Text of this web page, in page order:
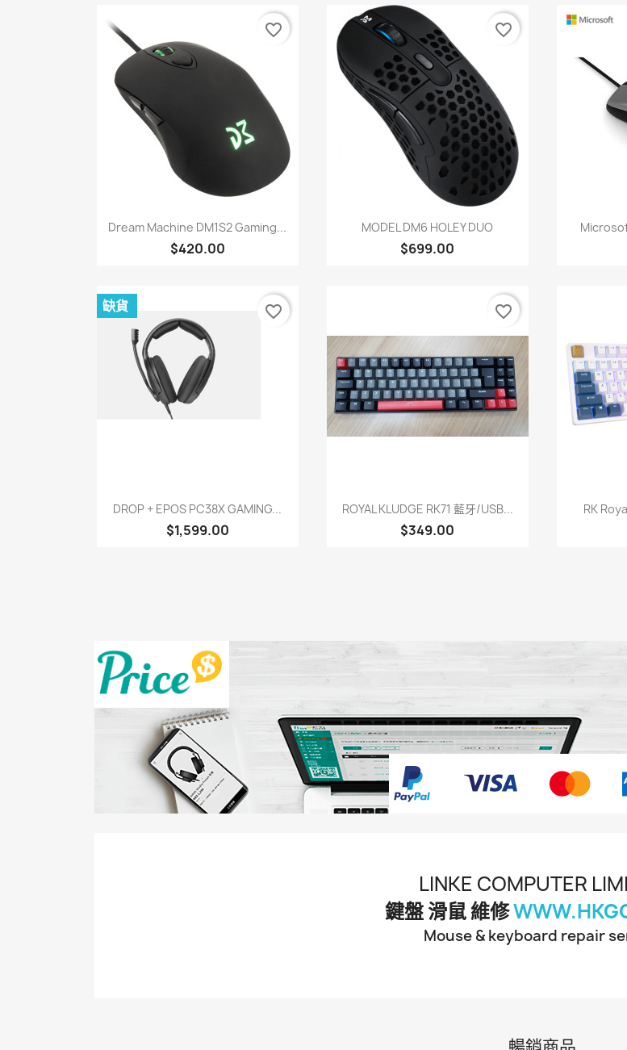
快速查看
Dream Machine DM1S2 Gaming...
$420.00
favorite_border
快速查看
MODEL DM6 HOLEY DUO
$699.00
favorite_border
快速查看
DROP + EPOS PC38X GAMING...
$1,599.00
缺貨 favorite_border
快速查看
ROYAL KLUDGE RK71 藍牙/USB...
$349.00
favorite_border
RK
LINKE COMPUTER
鍵盤 滑鼠 維修
Mouse & keyboard repair